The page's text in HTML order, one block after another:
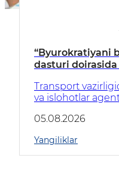
“Byurokratiyani
dasturi
qilindi
Transport
va islohotlar
“Byurokratiyani
trening bo‘lib o‘tdi.
05.08.2026
Yangiliklar